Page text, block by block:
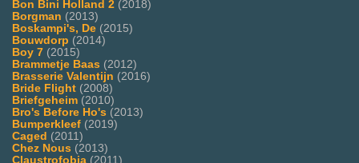
Bon Bini Holland 2 (2018)
Borgman (2013)
Boskampi's, De (2015)
Bouwdorp (2014)
Boy 7 (2015)
Brammetje Baas (2012)
Brasserie Valentijn (2016)
Bride Flight (2008)
Briefgeheim (2010)
Bro's Before Ho's (2013)
Bumperkleef (2019)
Caged (2011)
Chez Nous (2013)
Claustrofobia (2011)